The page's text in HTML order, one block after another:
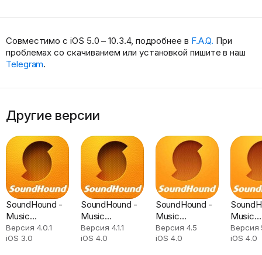
Совместимо с iOS 5.0 – 10.3.4, подробнее в F.A.Q. При
проблемах со скачиванием или установкой пишите в наш
Telegram.
Другие версии
SoundHound -
Music
Discovery
Версия 4.0.1
iOS 3.0
SoundHound -
Music
Discovery
Версия 4.1.1
iOS 4.0
SoundHound -
Music
Discovery
Версия 4.5
iOS 4.0
Music
Версия
iOS 4.0